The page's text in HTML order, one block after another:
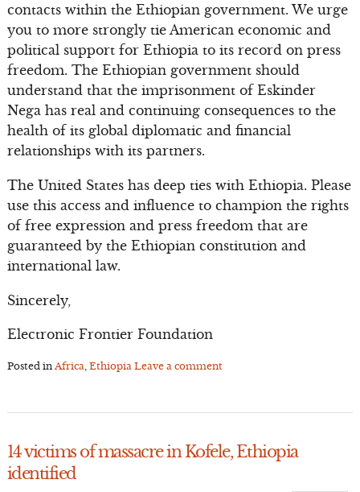
contacts within the Ethiopian government. We urge
you to more strongly tie American economic and
political support for Ethiopia to its record on press
freedom. The Ethiopian government should
understand that the imprisonment of Eskinder
Nega has real and continuing consequences to the
health of its global diplomatic and financial
relationships with its partners.
The United States has deep ties with Ethiopia. Please
use this access and influence to champion the rights
of free expression and press freedom that are
guaranteed by the Ethiopian constitution and
international law.
Sincerely,
Electronic Frontier Foundation
Posted in Africa, Ethiopia Leave a comment
14 victims of massacre in Kofele, Ethiopia
identified